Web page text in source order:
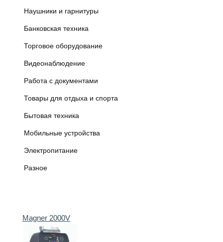
Наушники и гарнитуры
Банковская техника
Торговое оборудование
Видеонаблюдение
Работа с документами
Товары для отдыха и спорта
Бытовая техника
Мобильные устройства
Электропитание
Разное
Magner 2000V